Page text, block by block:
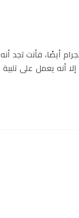
أيضًا، فأنت تجد أنه
أنه يعمل على تلبية